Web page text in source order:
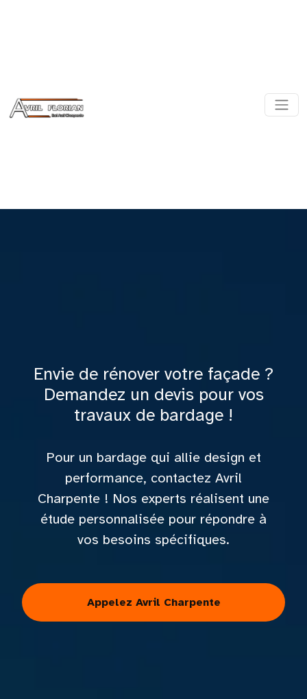
Envie de rénover votre façade ?
Demandez un devis pour vos
travaux de bardage !
Pour un bardage qui allie design et
performance, contactez Avril
Charpente ! Nos experts réalisent une
étude personnalisée pour répondre à
vos besoins spécifiques.
Appelez Avril Charpente